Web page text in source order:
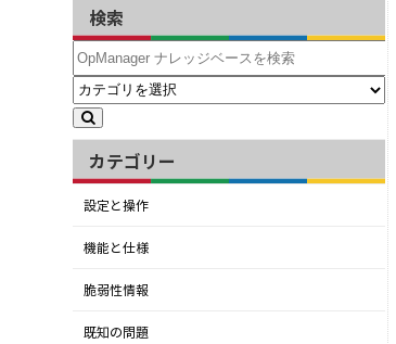
検索
カテゴリー
設定と操作
機能と仕様
脆弱性情報
既知の問題